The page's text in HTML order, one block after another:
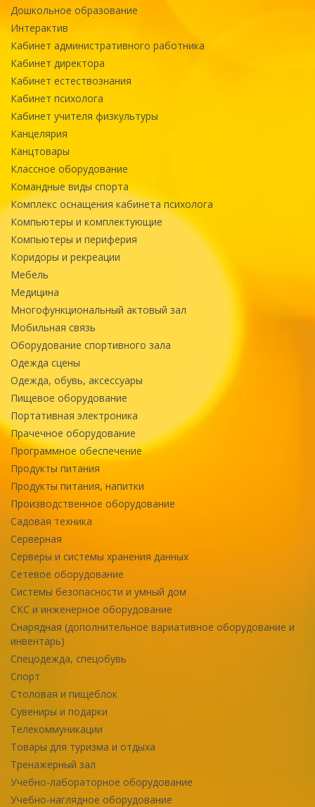
Дошкольное образование
Интерактив
Кабинет административного работника
Кабинет директора
Кабинет естествознания
Кабинет психолога
Кабинет учителя физкультуры
Канцелярия
Канцтовары
Классное оборудование
Командные виды спорта
Комплекс оснащения кабинета психолога
Компьютеры и комплектующие
Компьютеры и периферия
Коридоры и рекреации
Мебель
Медицина
Многофункциональный актовый зал
Мобильная связь
Оборудование спортивного зала
Одежда сцены
Одежда, обувь, аксессуары
Пищевое оборудование
Портативная электроника
Прачечное оборудование
Программное обеспечение
Продукты питания
Продукты питания, напитки
Производственное оборудование
Садовая техника
Серверная
Серверы и системы хранения данных
Сетевое оборудование
Системы безопасности и умный дом
СКС и инженерное оборудование
Снарядная (дополнительное вариативное оборудование и
инвентарь)
Спецодежда, спецобувь
Спорт
Столовая и пищеблок
Сувениры и подарки
Телекоммуникации
Товары для туризма и отдыха
Тренажерный зал
Учебно-лабораторное оборудование
Учебно-наглядное оборудование